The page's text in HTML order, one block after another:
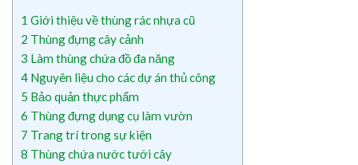
1 Giới thiệu về thùng rác nhựa cũ
2 Thùng đựng cây cảnh
3 Làm thùng chứa đồ đa năng
4 Nguyên liệu cho các dự án thủ công
5 Bảo quản thực phẩm
6 Thùng đựng dụng cụ làm vườn
7 Trang trí trong sự kiện
8 Thùng chứa nước tưới cây